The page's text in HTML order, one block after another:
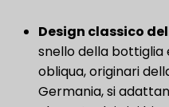
Design classico
snello della bottiglia
obliqua, originari
Germania, si